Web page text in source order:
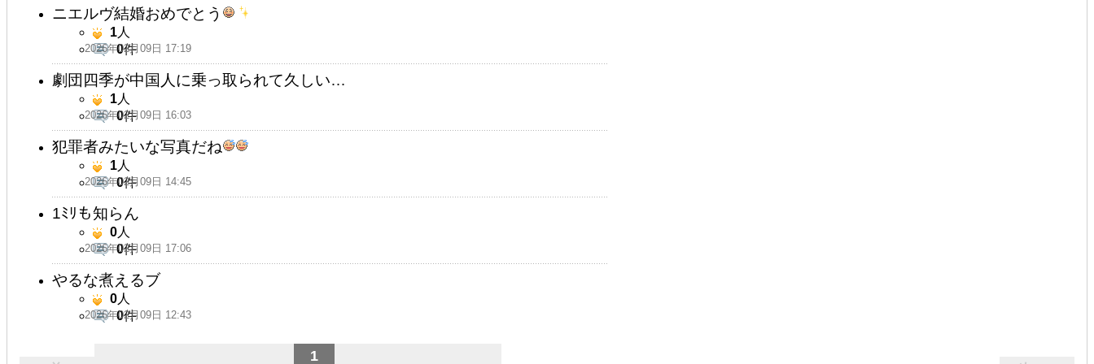
ニエルヴ結婚おめでとう
2026年02月09日 17:19
1人
0件
劇団四季が中国人に乗っ取られて久しい…
2026年02月09日 16:03
1人
0件
犯罪者みたいな写真だね
2026年02月09日 14:45
1人
0件
1ﾐﾘも知らん
2026年02月09日 17:06
0人
0件
やるな煮えるブ
2026年02月09日 12:43
0人
0件
1